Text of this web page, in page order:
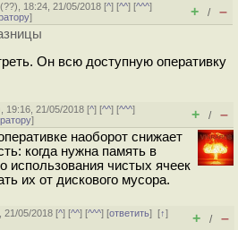
(??), 18:24, 21/05/2018 [^] [^^] [^^^]
] + / –
Он всю доступную оперативку
19:16, 21/05/2018 [^] [^^] [^^^]
] + / –
наоборот снижает
когда нужна память в
использования чистых ячеек
их от дискового мусора.
21/05/2018 [^] [^^] [^^^] [ответить][↑]
+ / –